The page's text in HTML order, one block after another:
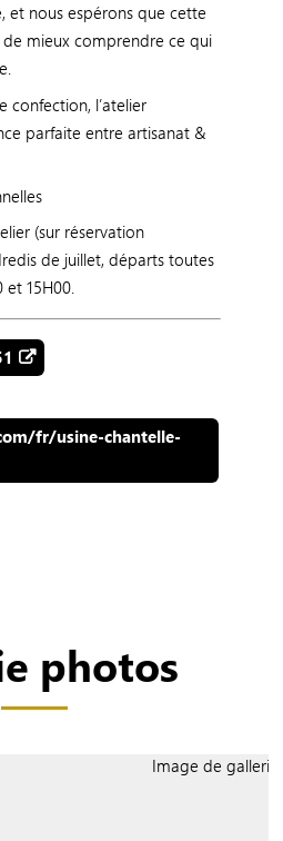
et nous espérons que cette
mieux comprendre ce qui
confection, l’atelier
parfaite entre artisanat &
(sur réservation
de juillet, départs toutes
15H00.
fr/usine-chantelle-
photos